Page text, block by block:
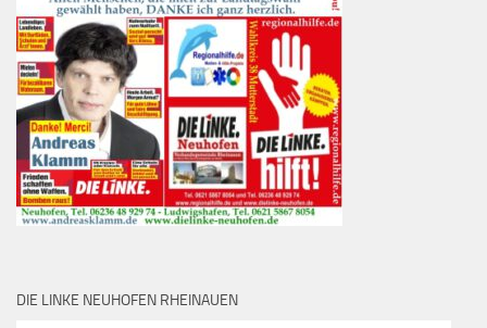
DIE LINKE NEUHOFEN RHEINAUEN